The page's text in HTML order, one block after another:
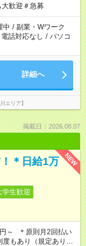
歓迎＃急募
中 / 副業・Wワーク
電話対応なし / パソコ
詳細へ
エリア】
掲載日：2026.08.07
NEW
＊日給1万
学生歓迎
～ ＊原則月2回払い
度もあり（規定あり）